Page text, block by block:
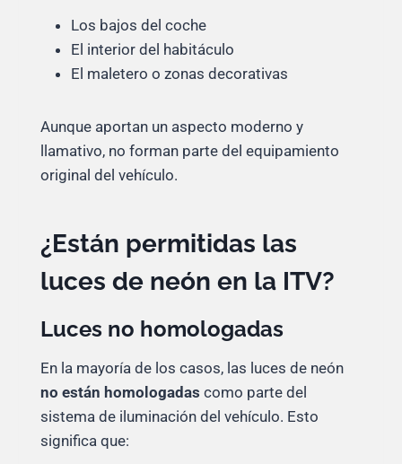
Los bajos del coche
El interior del habitáculo
El maletero o zonas decorativas
Aunque aportan un aspecto moderno y
llamativo, no forman parte del equipamiento
original del vehículo.
¿Están permitidas las
luces de neón en la ITV?
Luces no homologadas
En la mayoría de los casos, las luces de neón
no están homologadas como parte del
sistema de iluminación del vehículo. Esto
significa que: